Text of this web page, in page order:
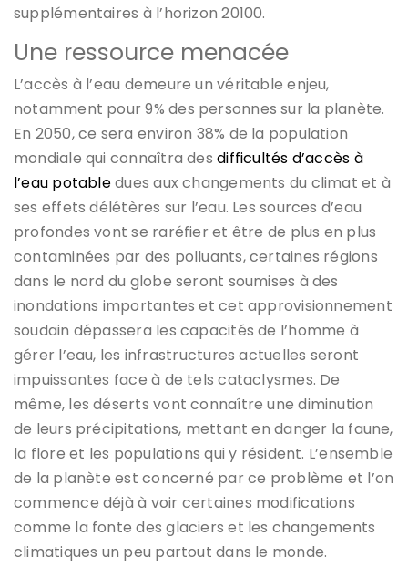
supplémentaires à l’horizon 20100.
Une ressource menacée
L’accès à l’eau demeure un véritable enjeu,
notamment pour 9% des personnes sur la planète.
En 2050, ce sera environ 38% de la population
mondiale qui connaîtra desdifficultés d’accès à
l’eau potabledues aux changements du climat et à
ses effets délétères sur l’eau. Les sources d’eau
profondes vont se raréfier et être de plus en plus
contaminées par des polluants, certaines régions
dans le nord du globe seront soumises à des
inondations importantes et cet approvisionnement
soudain dépassera les capacités de l’homme à
gérer l’eau, les infrastructures actuelles seront
impuissantes face à de tels cataclysmes. De
même, les déserts vont connaître une diminution
de leurs précipitations, mettant en danger la faune,
la flore et les populations qui y résident. L’ensemble
de la planète est concerné par ce problème et l’on
commence déjà à voir certaines modifications
comme la fonte des glaciers et les changements
climatiques un peu partout dans le monde.